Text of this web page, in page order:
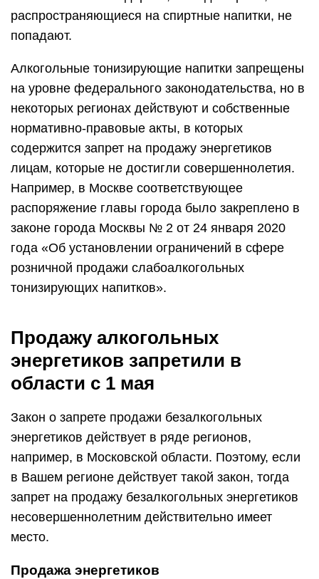
распространяющиеся на спиртные напитки, не
попадают.
Алкогольные тонизирующие напитки запрещены
на уровне федерального законодательства, но в
некоторых регионах действуют и собственные
нормативно-правовые акты, в которых
содержится запрет на продажу энергетиков
лицам, которые не достигли совершеннолетия.
Например, в Москве соответствующее
распоряжение главы города было закреплено в
законе города Москвы № 2 от 24 января 2020
года «Об установлении ограничений в сфере
розничной продажи слабоалкогольных
тонизирующих напитков».
Продажу алкогольных
энергетиков запретили в
области с 1 мая
Закон о запрете продажи безалкогольных
энергетиков действует в ряде регионов,
например, в Московской области. Поэтому, если
в Вашем регионе действует такой закон, тогда
запрет на продажу безалкогольных энергетиков
несовершеннолетним действительно имеет
место.
Продажа энергетиков